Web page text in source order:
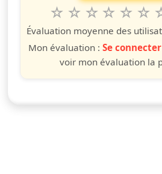
questo spettacolo 7
6
étoiles
5
étoiles
4
étoiles
3
étoiles
2
étoiles
étoile
Évaluation moyenne des
Mon évaluation : Se connecter
voir mon évaluation la